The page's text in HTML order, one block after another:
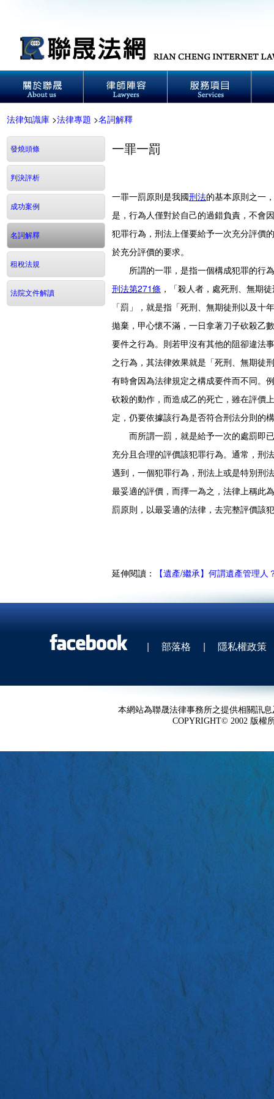
法律知識庫 >法律專題 >名詞解釋
發燒頭條
判決評析
成功案例
名詞解釋
租稅法規
法院文件解讀
一罪一罰
一罪一罰原則是我國刑法的基本原則之一
是，行為人僅對於自己的過錯負責，不會
犯罪行為，刑法上僅要給予一次充分評價
於充分評價的要求。
所謂的一罪，是指一個構成犯罪的行為
刑法第271條 ，「殺人者，處死刑、無期
「罰」，就是指「死刑、無期徒刑以及
拋棄，甲心懷不滿，一日拿著刀子砍殺乙
要件之行為。則若甲沒有其他的阻卻違法
之行為，其法律效果就是「死刑、無期徒
有時會因為法律規定之構成要件而不同。
砍殺的動作，而造成乙的死亡，雖在評價
定，仍要依據該行為是否符合刑法分則的
而所謂一罰，就是給予一次的處罰即已
充分且合理的評價該犯罪行為。通常，刑
遇到，一個犯罪行為，刑法上或是特別刑
最妥適的評價，而擇一為之，法律上稱此
罰原則，以最妥適的法律，去完整評價該
延伸閱讀： 【遺產/繼承】何謂遺產管理人
| 部落格 | 隱私權政策
本網站為聯晟法律事務所之提供相關訊
COPYRIGHT© 2002 版權